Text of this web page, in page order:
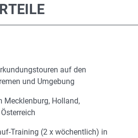
auf den
und Umgebung
Mecklenburg, Holland,
Training (2 x wöchentlich) in